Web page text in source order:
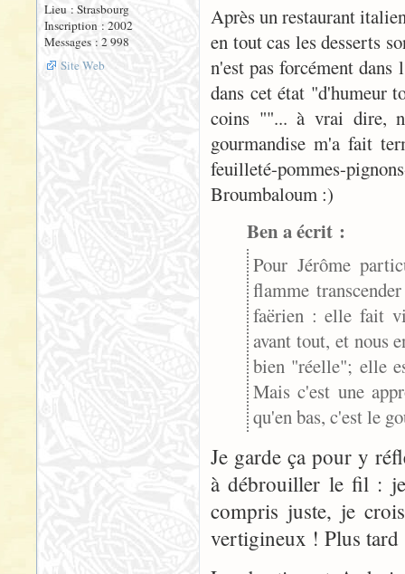
Lieu : Strasbourg
Inscription : 2002
Messages : 2 998
Site Web
Après un restaurant
en tout cas les desserts
n'est pas forcément
dans cet état "d'humeur
coins ""... à vrai dire,
gourmandise m'a fait
feuilleté-pommes-
Broumbaloum :)
Ben a écrit :
Pour Jérôme
flamme
faërien : elle fait
avant tout, et nous
bien "réelle"; elle
Mais c'est une
qu'en bas, c'est le
Je garde ça pour y
à débrouiller le fil :
compris juste, je
vertigineux ! Plus tard